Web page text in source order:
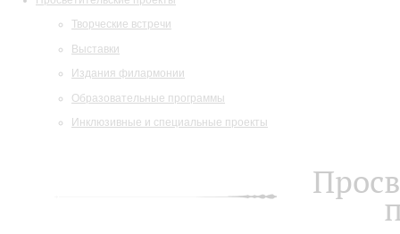
Творческие встречи
Выставки
Издания филармонии
Образовательные программы
Инклюзивные и специальные проекты